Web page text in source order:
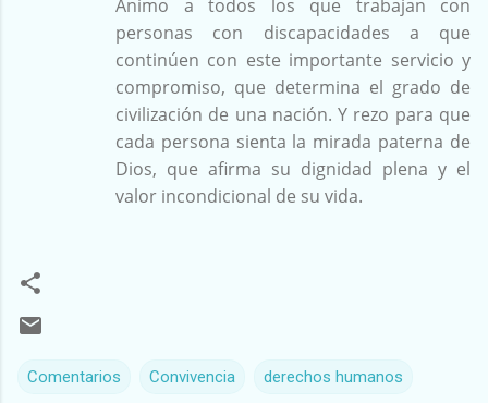
Animo a todos los que trabajan con
personas con discapacidades a que
continúen con este importante servicio y
compromiso, que determina el grado de
civilización de una nación. Y rezo para que
cada persona sienta la mirada paterna de
Dios, que afirma su dignidad plena y el
valor incondicional de su vida.
Comentarios Convivencia derechos humanos